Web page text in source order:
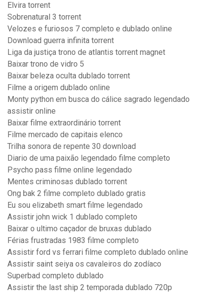
Elvira torrent
Sobrenatural 3 torrent
Velozes e furiosos 7 completo e dublado online
Download guerra infinita torrent
Liga da justiça trono de atlantis torrent magnet
Baixar trono de vidro 5
Baixar beleza oculta dublado torrent
Filme a origem dublado online
Monty python em busca do cálice sagrado legendado
assistir online
Baixar filme extraordinário torrent
Filme mercado de capitais elenco
Trilha sonora de repente 30 download
Diario de uma paixão legendado filme completo
Psycho pass filme online legendado
Mentes criminosas dublado torrent
Ong bak 2 filme completo dublado gratis
Eu sou elizabeth smart filme legendado
Assistir john wick 1 dublado completo
Baixar o ultimo caçador de bruxas dublado
Férias frustradas 1983 filme completo
Assistir ford vs ferrari filme completo dublado online
Assistir saint seiya os cavaleiros do zodíaco
Superbad completo dublado
Assistir the last ship 2 temporada dublado 720p